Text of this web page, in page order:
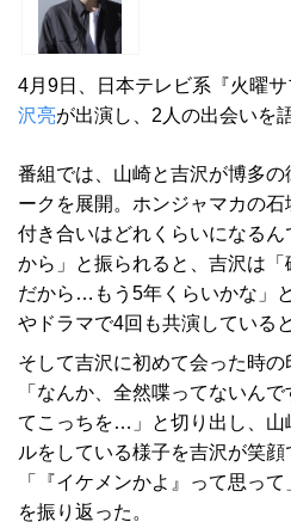
4月9日、日本テレビ系『火曜
沢亮が出演し、2人の出会いを
番組では、山崎と吉沢が博多の
ークを展開。ホンジャマカの
付き合いはどれくらいになる
から」と振られると、吉沢は
だから…もう5年くらいかな」
やドラマで4回も共演している
そして吉沢に初めて会った時の
「なんか、全然喋ってないん
てこっちを…」と切り出し、山
ルをしている様子を吉沢が笑顔
「『イケメンかよ』って思っ
を振り返った。